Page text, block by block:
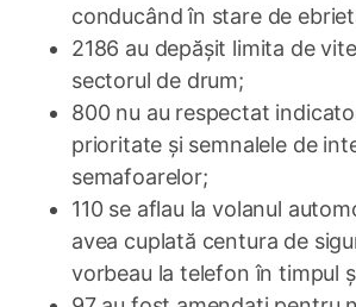
conducând în stare de
2186 au depășit limita de
sectorul de drum;
800 nu au respectat
prioritate și semnalele de
semafoarelor;
110 se aflau la volanul
avea cuplată centura de
vorbeau la telefon în timpul